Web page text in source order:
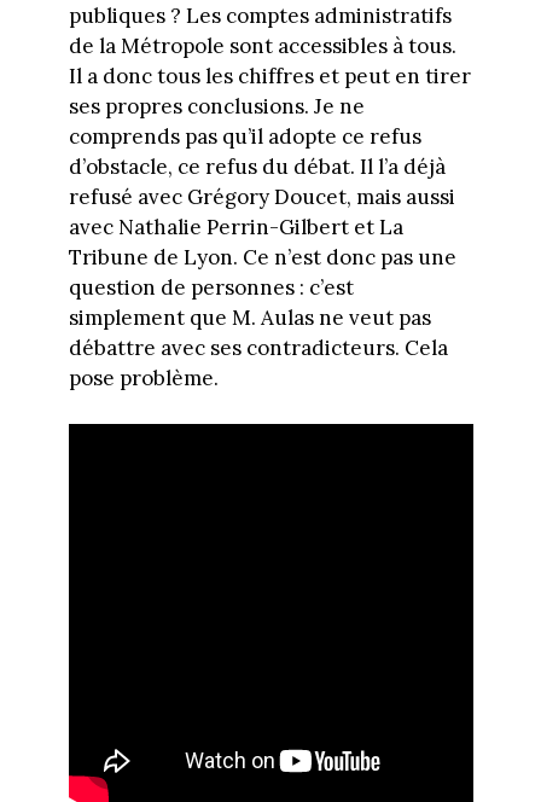
publiques ? Les comptes administratifs
de la Métropole sont accessibles à tous.
Il a donc tous les chiffres et peut en tirer
ses propres conclusions. Je ne
comprends pas qu’il adopte ce refus
d’obstacle, ce refus du débat. Il l’a déjà
refusé avec Grégory Doucet, mais aussi
avec Nathalie Perrin-Gilbert et La
Tribune de Lyon. Ce n’est donc pas une
question de personnes : c’est
simplement que M. Aulas ne veut pas
débattre avec ses contradicteurs. Cela
pose problème.